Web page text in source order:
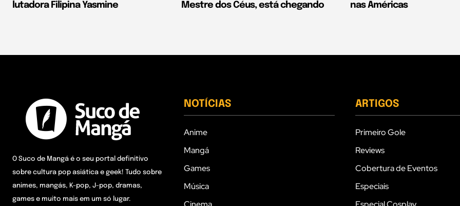
lutadora Filipina Yasmine
Mestre dos Céus, está chegando
nas Américas
O Suco de Mangá é o seu portal definitivo
sobre cultura pop asiática e geek! Tudo sobre
animes, mangás, K-pop, J-pop, dramas,
games e muito mais em um só lugar.
NOTÍCIAS
Anime
Mangá
Games
Música
ARTIGOS
Primeiro Gole
Reviews
Cobertura de Eventos
Especiais